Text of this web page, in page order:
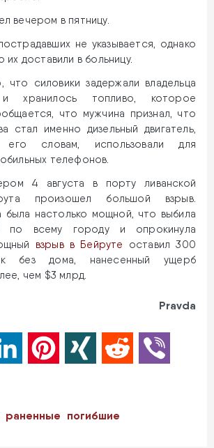
вечером в пятницу.
не указывается, однако
их доставили в больницу.
что силовики задержали владельца
хранилось топливо, которое
что мужчина признал, что
стал именно дизельный двигатель,
словам, использовали для
телефонов.
4 августа в порту ливанской
произошел большой взрыв.
была настолько мощной, что выбила
по всему городу и опрокинула
взрыв в Бейруте оставил 300
без дома, нанесенный ущерб
чем $3 млрд.
Pravda
LinkedIn Pinterest XING Reddit
раненные погибшие